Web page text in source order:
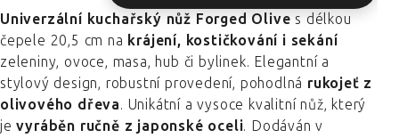
Univerzální kuchařský nůž Forged Olive s délkou
čepele 20,5 cm na krájení, kostičkování i sekání
zeleniny, ovoce, masa, hub či bylinek. Elegantní a
stylový design, robustní provedení, pohodlná rukojeť z
olivového dřeva. Unikátní a vysoce kvalitní nůž, který
jevyráběn ručně z japonské oceli. Dodáván v